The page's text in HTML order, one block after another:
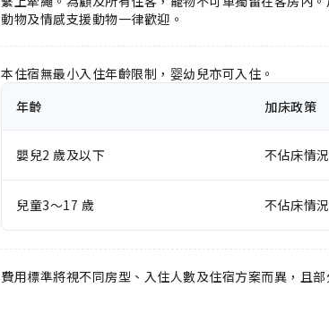
動物及情感支援動物一律歡迎。
本住宿無最小入住年齡限制，婴幼兒亦可入住。
年齡
加床政策
嬰兒2 歲及以下 不佔床情
兒童3～17 歲 不佔床情
費用標準將視不同房型、入住人數及住宿方案而異，且